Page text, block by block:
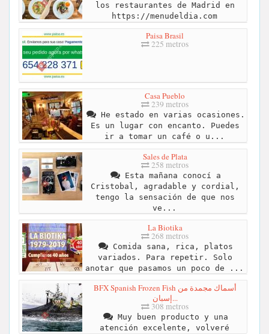
los restaurantes de Madrid en
https://menudeldia.com
Paisa Brasil
225 metros
Casa Pueblo
239 metros
He estado en varias ocasiones.
Es un lugar con encanto. Puedes
ir a tomar un café o u...
Sales de Plata
258 metros
Esta mañana conocí a
Cristobal, agradable y cordial,
tengo la sensación de que nos
ve...
La Biotika
268 metros
Comida sana, rica, platos
variados. Para repetir. Solo
anotar que pasamos un poco de ...
BFX Spanish Frozen Fish أسماك مجمدة من
إسبان...
308 metros
Muy buen producto y una
atención excelente, volveré